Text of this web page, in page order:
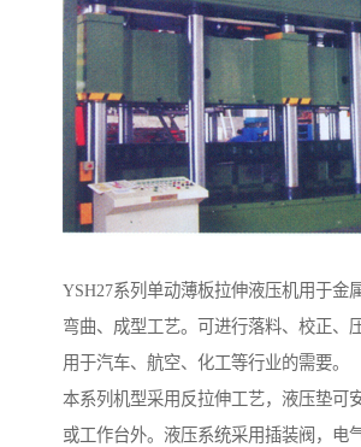
YSH27系列单动薄板拉伸液压机用于金
弯曲、成型工艺。可进行落料、校正、
用于汽车、航空、化工等行业的需要。
本系列机型采用反拉伸工艺，液压垫可
或工作台外。液压系统采用插装阀，电